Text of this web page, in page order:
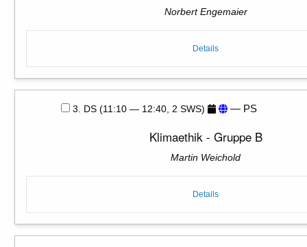
Norbert Engemaier
Details
3. DS (11:10 — 12:40, 2 SWS) — PS
Klimaethik - Gruppe B
Martin Weichold
Details